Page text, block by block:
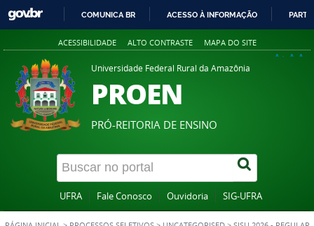
PARA
O
CONTEÚDO
COMUNICA BR ACESSO À INFORMAÇÃO
ACESSIBILIDADE ALTO CONTRASTE MAPA DO SITE
A+ A A-
Universidade Federal Rural da Amazônia
PROEN
PRÓ-REITORIA DE ENSINO
UFRA Fale Conosco Ouvidoria SIG-UFRA